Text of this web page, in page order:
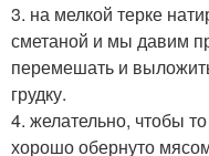
3. на мелкой терке
сметаной и мы давим
перемешать и
грудку.
4. желательно, чтобы
хорошо обернуто